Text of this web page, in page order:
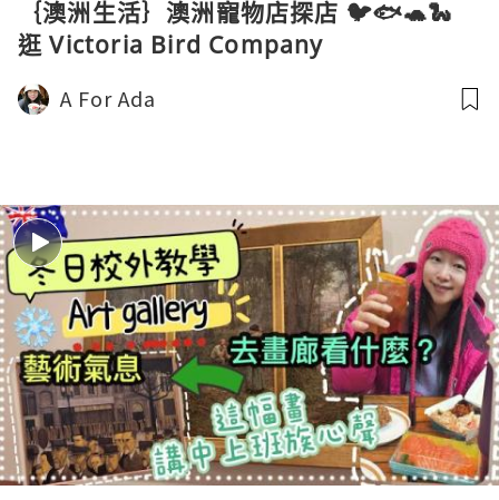
｛澳洲生活｝澳洲寵物店探店 🐦🐟🐢🐍
逛 Victoria Bird Company
A For Ada